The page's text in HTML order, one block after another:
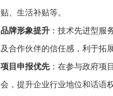
贴、生活补贴等。
品牌形象提升 ：技术先进型服
及合作伙伴的信任感，利于拓
项目申报优先：在参与政府项
会，提升企业行业地位和话语权